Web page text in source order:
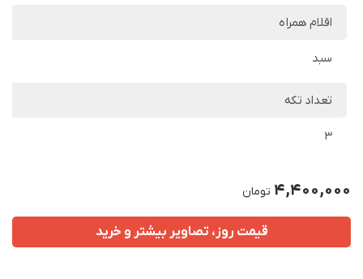
اقلام همراه
سبد
تعداد تکه
3
4,400,000 تومان
قیمت روز، تصاویر بیشتر و خرید